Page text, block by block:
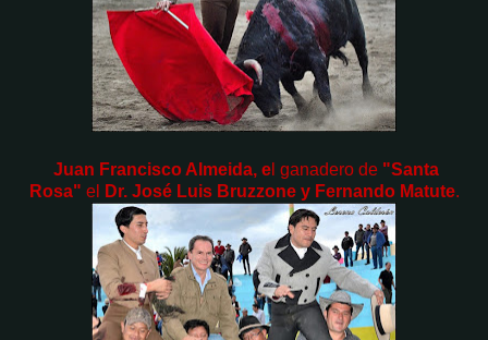
Juan Francisco Almeida, e l ganadero de "Santa
Rosa" el Dr. José Luis Bruzzone y Fernando Matute.